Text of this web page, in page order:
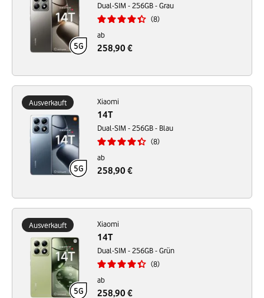
Dual-SIM - 256GB - Grau
8
ab
258,90 €
Ausverkauft Xiaomi
14T
Dual-SIM - 256GB - Blau
8
ab
258,90 €
Ausverkauft Xiaomi
14T
Dual-SIM - 256GB - Grün
8
ab
258,90 €